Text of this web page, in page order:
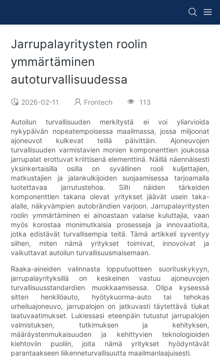
Jarrupalayritysten roolin
ymmärtäminen
autoturvallisuudessa
2026-02-11 Frontech 113
Autoilun turvallisuuden merkitystä ei voi yliarvioida
nykypäivän nopeatempoisessa maailmassa, jossa miljoonat
ajoneuvot kulkevat teillä päivittäin. Ajoneuvojen
turvallisuuden varmistavien monien komponenttien joukossa
jarrupalat erottuvat kriittisenä elementtinä. Näillä näennäisesti
yksinkertaisilla osilla on syvällinen rooli kuljettajien,
matkustajien ja jalankulkijoiden suojaamisessa tarjoamalla
luotettavaa jarrutustehoa. Silti näiden tärkeiden
komponenttien takana olevat yritykset jäävät usein taka-
alalle, näkyvämpien autobrändien varjoon. Jarrupalayritysten
roolin ymmärtäminen ei ainoastaan ​​valaise kuluttajia, vaan
myös korostaa monimutkaisia ​​prosesseja ja innovaatioita,
jotka edistävät turvallisempia teitä. Tämä artikkeli syventyy
siihen, miten nämä yritykset toimivat, innovoivat ja
vaikuttavat autoilun turvallisuusmaisemaan.
Raaka-aineiden valinnasta lopputuotteen suorituskykyyn,
jarrupalayrityksillä on keskeinen vastuu ajoneuvojen
turvallisuusstandardien muokkaamisessa. Olipa kyseessä
sitten henkilöauto, hyötykuorma-auto tai tehokas
urheiluajoneuvo, jarrupalojen on jatkuvasti täytettävä tiukat
laatuvaatimukset. Lukiessasi eteenpäin tutustut jarrupalojen
valmistuksen, tutkimuksen ja kehityksen,
määräystenmukaisuuden ja kehittyvien teknologioiden
kiehtoviin puoliin, joita nämä yritykset hyödyntävät
parantaakseen liikenneturvallisuutta maailmanlaajuisesti.